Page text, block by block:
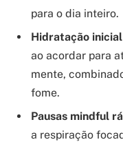
para o dia inteiro.
Hidratação
ao acordar para
mente,
fome.
Pausas mindful
a respiração